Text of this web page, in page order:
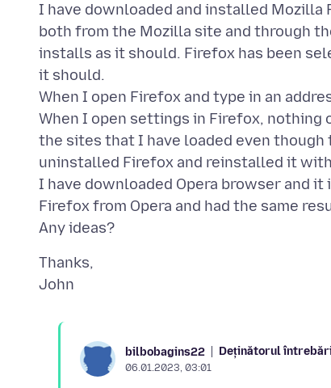
I have downloaded and installed
both from the Mozilla site and through
installs as it should. Firefox has been
it should.
When I open Firefox and type in an
When I open settings in Firefox, nothing
the sites that I have loaded even
uninstalled Firefox and reinstalled it
I have downloaded Opera browser and
Firefox from Opera and had the same
Thanks,
bilbobagins22 Deținătorul
06.01.2023, 03:01